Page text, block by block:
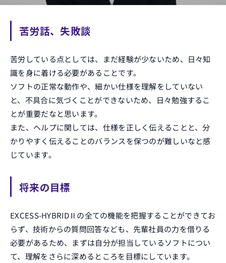
苦労話、失敗談
苦労している点としては、まだ経験が少ないため、日々知
識を身に着ける必要があることです。
ソフトの正常な動作や、細かい仕様を理解をしていない
と、不具合に気づくことができないため、日々勉強するこ
とが重要だなと思います。
また、ヘルプに関しては、仕様を正しく伝えることと、分
かりやすく伝えることのバランスを保つのが難しいなと感
じています。
将来の目標
EXCESS-HYBRIDⅡの全ての機能を把握することができてお
らず、技術からの質問回答なども、先輩社員の力を借りる
必要があるため、まずは自分が担当しているソフトについ
て、理解をさらに深めるところを目標にしています。